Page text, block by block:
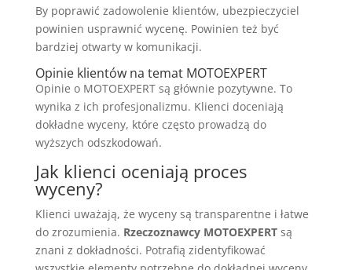
By poprawić zadowolenie klientów, ubezpieczyciel
powinien usprawnić wycenę. Powinien też być
bardziej otwarty w komunikacji.
Opinie klientów na temat MOTOEXPERT
Opinie o MOTOEXPERT są głównie pozytywne. To
wynika z ich profesjonalizmu. Klienci doceniają
dokładne wyceny, które często prowadzą do
wyższych odszkodowań.
Jak klienci oceniają proces
wyceny?
Klienci uważają, że wyceny są transparentne i łatwe
do zrozumienia. Rzeczoznawcy MOTOEXPERTsą
znani z dokładności. Potrafią zidentyfikować